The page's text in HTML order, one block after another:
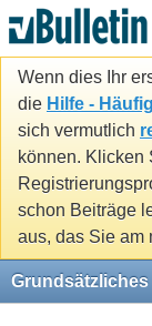
Wenn dies Ihr
die Hilfe -
sich vermutlich
können. Klicken
schon Beiträge
aus, das Sie am